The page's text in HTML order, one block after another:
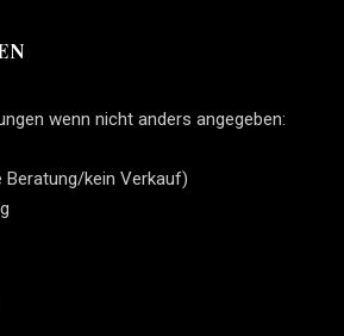
wenn nicht anders angegeben:
Beratung/kein Verkauf)